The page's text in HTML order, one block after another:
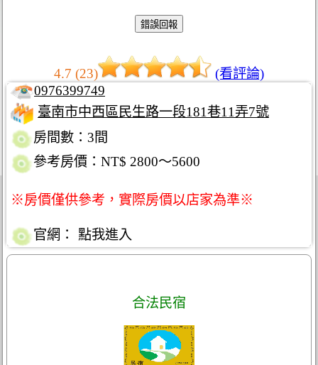
4.7 (23)
(看評論)
0976399749
臺南市中西區民生路一段181巷11弄7號
房間數：3間
參考房價：NT$ 2800～5600
※房價僅供參考，實際房價以店家為準※
官網： 點我進入
合法民宿